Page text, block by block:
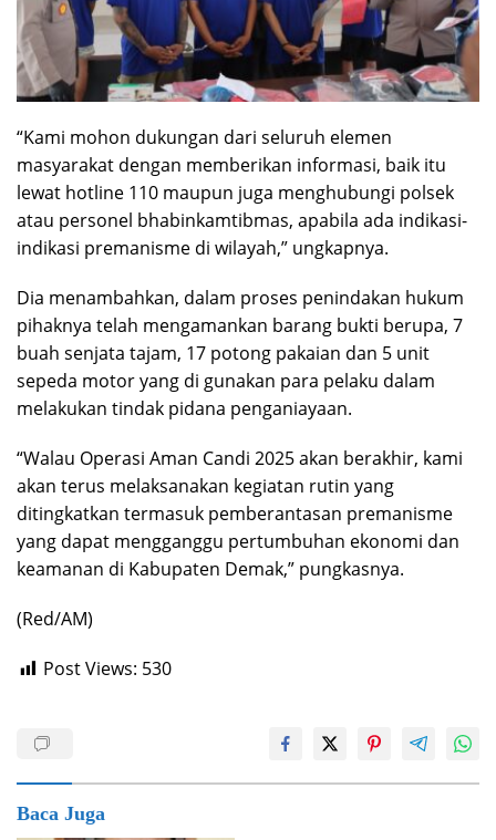
“Kami mohon dukungan dari seluruh elemen
masyarakat dengan memberikan informasi, baik itu
lewat hotline 110 maupun juga menghubungi polsek
atau personel bhabinkamtibmas, apabila ada indikasi-
indikasi premanisme di wilayah,” ungkapnya.
Dia menambahkan, dalam proses penindakan hukum
pihaknya telah mengamankan barang bukti berupa, 7
buah senjata tajam, 17 potong pakaian dan 5 unit
sepeda motor yang di gunakan para pelaku dalam
melakukan tindak pidana penganiayaan.
“Walau Operasi Aman Candi 2025 akan berakhir, kami
akan terus melaksanakan kegiatan rutin yang
ditingkatkan termasuk pemberantasan premanisme
yang dapat mengganggu pertumbuhan ekonomi dan
keamanan di Kabupaten Demak,” pungkasnya.
(Red/AM)
Post Views: 530
Baca Juga